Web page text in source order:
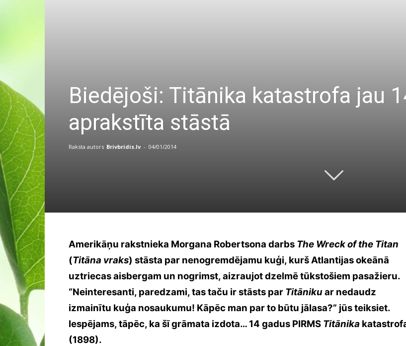
Biedējoši: Titānika katastrofa jau
aprakstīta stāstā
Raksta autors Brivbridis.lv - 04/01/2014
Amerikāņu rakstnieka Morgana Robertsona darbs The Wreck of the Titan
(Titāna vraks) stāsta par nenogremdējamu kuģi, kurš Atlantijas okeānā
uztriecas aisbergam un nogrimst, aizraujot dzelmē tūkstošiem pasažieru.
“Neinteresanti, paredzami, tas taču ir stāsts par Titānikuar nedaudz
izmainītu kuģa nosaukumu! Kāpēc man par to būtu jālasa?” jūs teiksiet.
Iespējams, tāpēc, ka šī grāmata izdota… 14 gadus PIRMS Titānika
(1898).